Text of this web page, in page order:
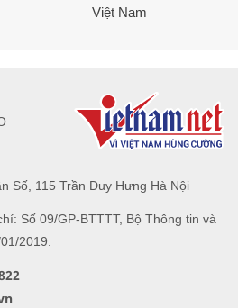
Việt Nam
Số, 115 Trần Duy Hưng Hà Nội
Số 09/GP-BTTTT, Bộ Thông tin và
2019.